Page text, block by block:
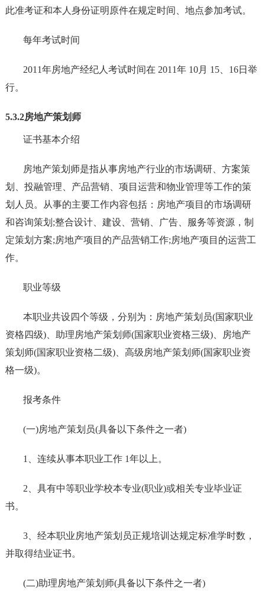
此准考证和本人身份证明原件在规定时间、地点参加考试。
每年考试时间
2011年房地产经纪人考试时间在 2011年 10月 15、16日举
行。
5.3.2房地产策划师
证书基本介绍
房地产策划师是指从事房地产行业的市场调研、方案策
划、投融管理、产品营销、项目运营和物业管理等工作的策
划人员。从事的主要工作内容包括：房地产项目的市场调研
和咨询策划;整合设计、建设、营销、广告、服务等资源，制
定策划方案;房地产项目的产品营销工作;房地产项目的运营工
作。
职业等级
本职业共设四个等级，分别为：房地产策划员(国家职业
资格四级)、助理房地产策划师(国家职业资格三级)、房地产
策划师(国家职业资格二级)、高级房地产策划师(国家职业资
格一级)。
报考条件
(一)房地产策划员(具备以下条件之一者)
1、连续从事本职业工作 1年以上。
2、具有中等职业学校本专业(职业)或相关专业毕业证
书。
3、经本职业房地产策划员正规培训达规定标准学时数，
并取得结业证书。
(二)助理房地产策划师(具备以下条件之一者)